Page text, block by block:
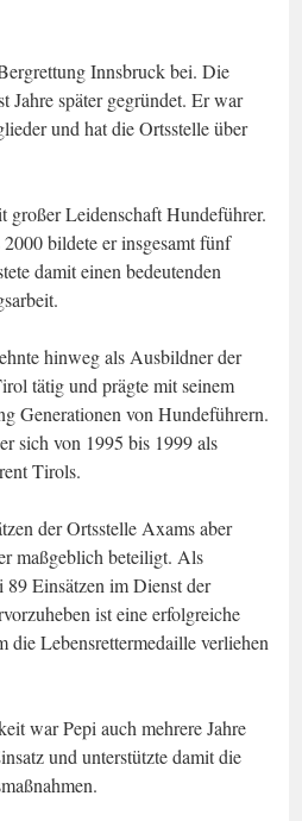
Innsbruck bei. Die
Jahre später gegründet. Er war
und hat die Ortsstelle über
großer Leidenschaft Hundeführer.
bildete er insgesamt fünf
damit einen bedeutenden
hinweg als Ausbildner der
tätig und prägte mit seinem
Generationen von Hundeführern.
sich von 1995 bis 1999 als
Tirols.
der Ortsstelle Axams aber
maßgeblich beteiligt. Als
Einsätzen im Dienst der
ist eine erfolgreiche
die Lebensrettermedaille verliehen
war Pepi auch mehrere Jahre
und unterstützte damit die